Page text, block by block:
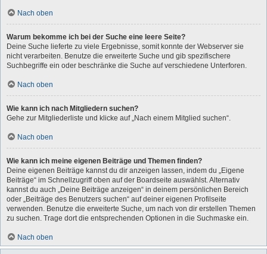
Nach oben
Warum bekomme ich bei der Suche eine leere Seite?
Deine Suche lieferte zu viele Ergebnisse, somit konnte der Webserver sie
nicht verarbeiten. Benutze die erweiterte Suche und gib spezifischere
Suchbegriffe ein oder beschränke die Suche auf verschiedene Unterforen.
Nach oben
Wie kann ich nach Mitgliedern suchen?
Gehe zur Mitgliederliste und klicke auf „Nach einem Mitglied suchen“.
Nach oben
Wie kann ich meine eigenen Beiträge und Themen finden?
Deine eigenen Beiträge kannst du dir anzeigen lassen, indem du „Eigene
Beiträge“ im Schnellzugriff oben auf der Boardseite auswählst. Alternativ
kannst du auch „Deine Beiträge anzeigen“ in deinem persönlichen Bereich
oder „Beiträge des Benutzers suchen“ auf deiner eigenen Profilseite
verwenden. Benutze die erweiterte Suche, um nach von dir erstellen Themen
zu suchen. Trage dort die entsprechenden Optionen in die Suchmaske ein.
Nach oben